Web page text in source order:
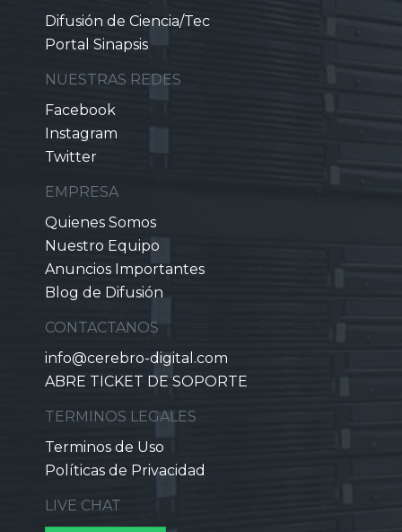
Difusión de Ciencia/Tec
Portal Sinapsis
NUESTRAS REDES
Facebook
Instagram
Twitter
EMPRESA
Quienes Somos
Nuestro Equipo
Anuncios Importantes
Blog de Difusión
CONTACTANOS
info@cerebro-digital.com
ABRE TICKET DE SOPORTE
TERMINOS LEGALES
Terminos de Uso
Políticas de Privacidad
LIVE CHAT